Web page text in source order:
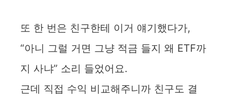
또 한 번은 친구한테 이거 얘기했다가,
“아니 그럴 거면 그냥 적금 들지 왜 ETF까
지 사냐” 소리 들었어요.
근데 직접 수익 비교해주니까 친구도 결